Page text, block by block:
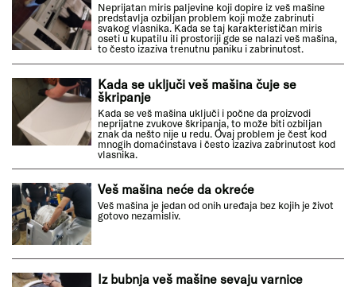
Neprijatan miris paljevine koji dopire iz veš mašine
predstavlja ozbiljan problem koji može zabrinuti
svakog vlasnika. Kada se taj karakterističan miris
oseti u kupatilu ili prostoriji gde se nalazi veš mašina,
to često izaziva trenutnu paniku i zabrinutost.
Kada se uključi veš mašina čuje se
škripanje
Kada se veš mašina uključi i počne da proizvodi
neprijatne zvukove škripanja, to može biti ozbiljan
znak da nešto nije u redu. Ovaj problem je čest kod
mnogih domaćinstava i često izaziva zabrinutost kod
vlasnika.
Veš mašina neće da okreće
Veš mašina je jedan od onih uređaja bez kojih je život
gotovo nezamisliv.
Iz bubnja veš mašine sevaju varnice